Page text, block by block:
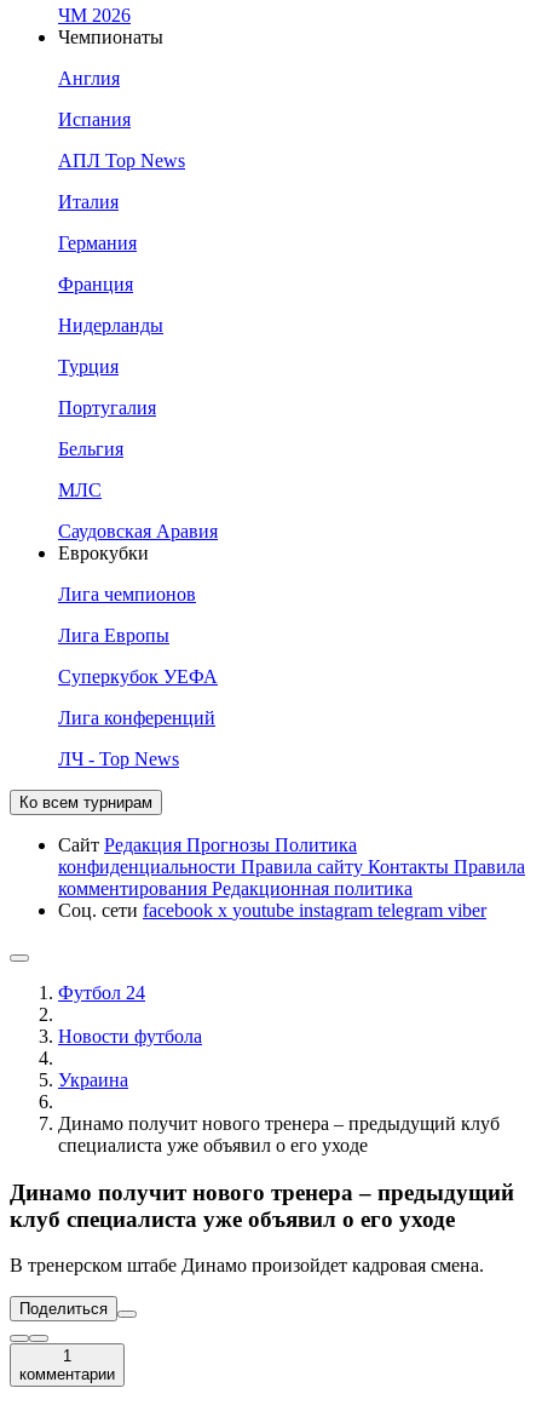
ЧМ 2026
Чемпионаты
Англия
Испания
АПЛ Top News
Италия
Германия
Франция
Нидерланды
Турция
Португалия
Бельгия
МЛС
Саудовская Аравия
Еврокубки
Лига чемпионов
Лига Европы
Суперкубок УЕФА
Лига конференций
ЛЧ - Top News
Ко всем турнирам
Сайт Редакция Прогнозы Политика
конфиденциальности Правила сайту Контакты Правила
комментирования Редакционная политика
Соц. сети facebook x youtube instagram telegram viber
Футбол 24
Новости футбола
Украина
Динамо получит нового тренера – предыдущий клуб
специалиста уже объявил о его уходе
Динамо получит нового тренера – предыдущий
клуб специалиста уже объявил о его уходе
В тренерском штабе Динамо произойдет кадровая смена.
Поделиться
1
комментарии